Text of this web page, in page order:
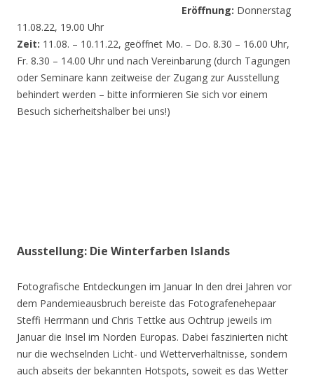
Eröffnung: Donnerstag
11.08.22, 19.00 Uhr
Zeit: 11.08. – 10.11.22, geöffnet Mo. – Do. 8.30 – 16.00 Uhr,
Fr. 8.30 – 14.00 Uhr und nach Vereinbarung (durch Tagungen
oder Seminare kann zeitweise der Zugang zur Ausstellung
behindert werden – bitte informieren Sie sich vor einem
Besuch sicherheitshalber bei uns!)
Ausstellung: Die Winterfarben Islands
Fotografische Entdeckungen im Januar In den drei Jahren vor
dem Pandemieausbruch bereiste das Fotografenehepaar
Steffi Herrmann und Chris Tettke aus Ochtrup jeweils im
Januar die Insel im Norden Europas. Dabei faszinierten nicht
nur die wechselnden Licht- und Wetterverhältnisse, sondern
auch abseits der bekannten Hotspots, soweit es das Wetter